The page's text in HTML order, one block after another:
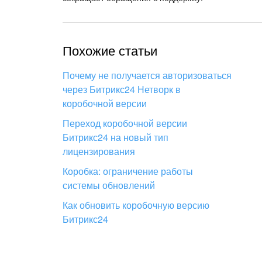
Похожие статьи
Почему не получается авторизоваться
через Битрикс24 Нетворк в
коробочной версии
Переход коробочной версии
Битрикс24 на новый тип
лицензирования
Коробка: ограничение работы
системы обновлений
Как обновить коробочную версию
Битрикс24